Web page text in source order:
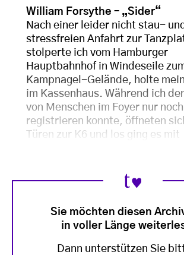
William Forsythe – „Sider“
Nach einer leider nicht stau- und
stressfreien Anfahrt zur
stolperte ich vom Hamburger
Hauptbahnhof in Windeseile
Kampnagel-Gelände, holte
im Kassenhaus. Während ich
von Menschen im Foyer nur
registrieren konnte, öffneten
Türen zur K6 und los ging es mit
Sie möchten diesen
in voller Länge
Dann unterstützen Sie